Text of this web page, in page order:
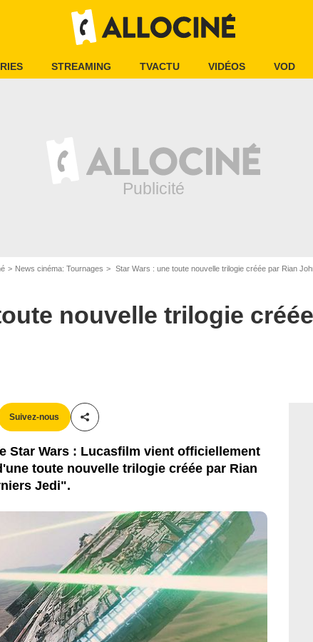
STREAMING TVACTU VIDÉOS VOD
News cinéma: Tournages Star Wars : une toute nouvelle trilogie créée par Rian
nouvelle trilogie
Suivez-nous
Partager cet article
Star Wars : Lucasfilm vient officiellement
toute nouvelle trilogie créée par Rian
Jedi".